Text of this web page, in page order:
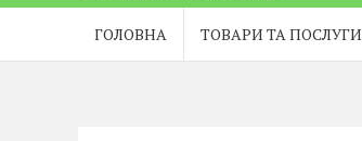
ГОЛОВНА ТОВАРИ ТА ПОСЛУГИ